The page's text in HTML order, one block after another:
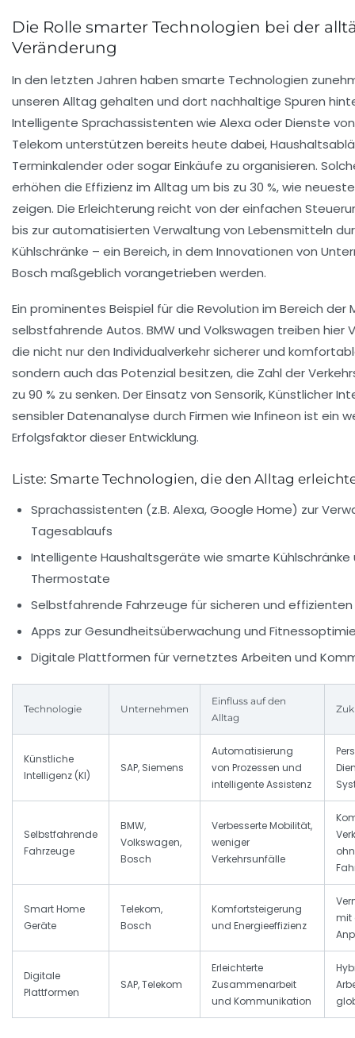
Die Rolle smarter Technologien bei der
Veränderung
In den letzten Jahren haben smarte Technologien
unseren Alltag gehalten und dort nachhaltige Spuren
Intelligente Sprachassistenten wie Alexa oder Dienste von
Telekom unterstützen bereits heute dabei,
Terminkalender oder sogar Einkäufe zu organisieren.
erhöhen die Effizienz im Alltag um bis zu 30 %, wie
zeigen. Die Erleichterung reicht von der einfachen
bis zur automatisierten Verwaltung von Lebensmitteln
Kühlschränke – ein Bereich, in dem Innovationen von
Bosch maßgeblich vorangetrieben werden.
Ein prominentes Beispiel für die Revolution im Bereich der
selbstfahrende Autos. BMW und Volkswagen treiben hier
die nicht nur den Individualverkehr sicherer und
sondern auch das Potenzial besitzen, die Zahl der
zu 90 % zu senken. Der Einsatz von Sensorik, Künstlicher
sensibler Datenanalyse durch Firmen wie Infineon ist ein
Erfolgsfaktor dieser Entwicklung.
Liste: Smarte Technologien, die den Alltag
Sprachassistenten (z.B. Alexa, Google Home) zur
Tagesablaufs
Intelligente Haushaltsgeräte wie smarte Kühlschränke
Thermostate
Selbstfahrende Fahrzeuge für sicheren und effizienten
Apps zur Gesundheitsüberwachung und
Digitale Plattformen für vernetztes Arbeiten und
Technologie Unternehmen
Einfluss auf den
Alltag
Künstliche
Intelligenz (KI)
SAP, Siemens
Automatisierung
von Prozessen und
intelligente Assistenz
Selbstfahrende
Fahrzeuge
BMW,
Volkswagen,
Bosch
Verbesserte Mobilität,
weniger
Verkehrsunfälle
Smart Home
Geräte
Telekom,
Bosch
Komfortsteigerung
und Energieeffizienz
mit
Digitale
Plattformen
SAP, Telekom
Erleichterte
Zusammenarbeit
und Kommunikation